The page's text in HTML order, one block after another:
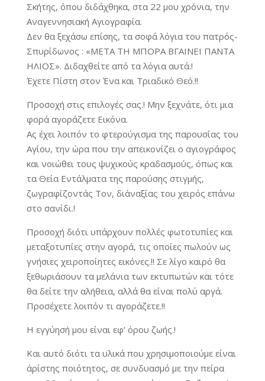
Σκήτης, όπου διδάχθηκα, στα 22 μου χρόνια, την
Αναγεννησιακή Αγιογραφία.
Δεν θα ξεχάσω επίσης, τα σοφά λόγια του πατρός-
Σπυρίδωνος : «ΜΕΤΑ ΤΗ ΜΠΟΡΑ ΒΓΑΙΝΕΙ ΠΑΝΤΑ
ΗΛΙΟΣ». Διδαχθείτε από τα λόγια αυτά.!
Έχετε Πίστη στον Ένα και Τριαδικό Θεό.!!
Προσοχή στις επιλογές σας.! Μην ξεχνάτε, ότι μια
φορά αγοράζετε Εικόνα.
Ας έχει λοιπόν το φτερούγισμα της παρουσίας του
Αγίου, την ώρα που την απεικονίζει ο αγιογράφος
και νοιώθει τους ψυχικούς κραδασμούς, όπως και
τα Θεία Εντάλματα της παρούσης στιγμής,
ζωγραφίζοντάς Τον, δι΄αναξίας του χειρός επάνω
στο σανίδι.!
Προσοχή διότι υπάρχουν πολλές φωτοτυπίες και
μεταξοτυπίες στην αγορά, τις οποίες πωλούν ως
γνήσιες χειροποίητες εικόνες.!! Σε λίγο καιρό θα
ξεθωριάσουν τα μελάνια των εκτυπωτών και τότε
θα δείτε την αλήθεια, αλλά θα είναι πολύ αργά.
Προσέχετε λοιπόν τι αγοράζετε.!!
Η εγγύησή μου είναι εφ’ όρου ζωής.!
Και αυτό διότι τα υλικά που χρησιμοποιούμε είναι
άρίστης ποιότητος, σε συνδυασμό με την πείρα